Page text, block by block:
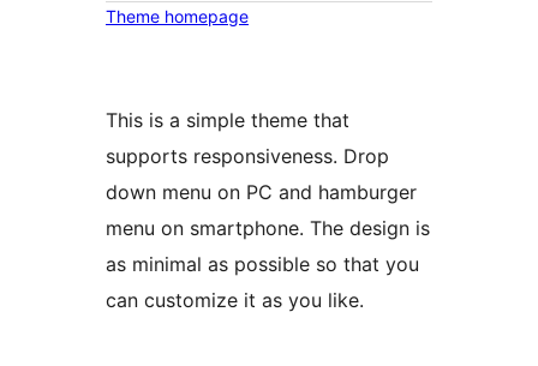
Theme homepage
This is a simple theme that
supports responsiveness. Drop
down menu on PC and hamburger
menu on smartphone. The design is
as minimal as possible so that you
can customize it as you like.